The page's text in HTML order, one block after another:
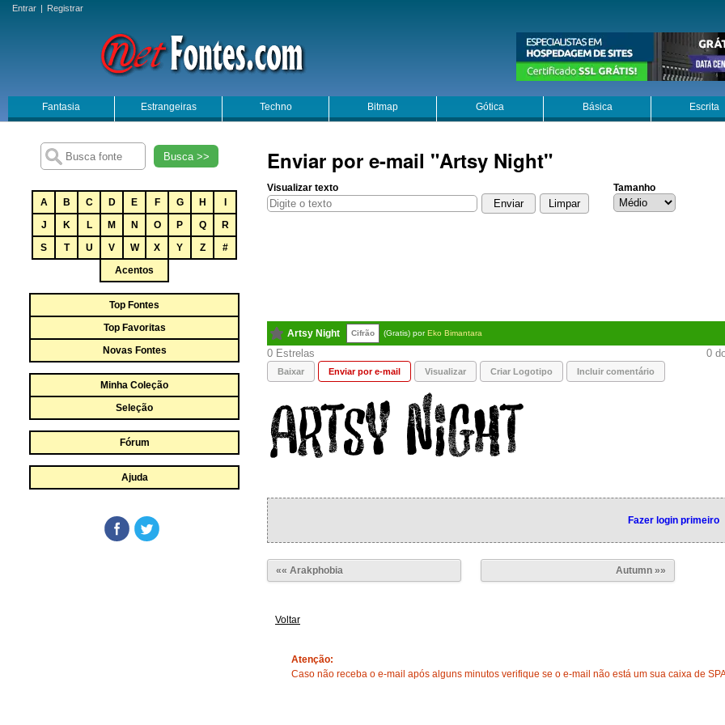
Entrar | Registrar
Fantasia Estrangeiras Techno Bitmap Gótica Básica Escrita
Busca >>
A B C D E F G H
J
K L M N O P Q
R
S
T U V W X Y Z
#
Acentos
Top Fontes
Top Favoritas
Novas Fontes
Minha Coleção
Seleção
Fórum
Ajuda
Enviar por e-mail "Artsy Night"
Visualizar texto Tamanho
Artsy Night Cifrão (Gratis) porEko Bimantara
0 0
Baixar Enviar por e-mail Visualizar Criar Logotipo Incluir comentário
Fazer login primeiro
«« Arakphobia Autumn »»
Voltar
Atenção:
Caso não receba o e-mail após alguns minutos verifique se o e-mail não está um sua caixa de